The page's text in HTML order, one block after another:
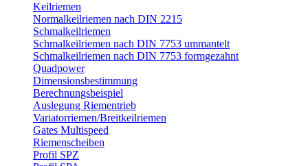
Keilriemen
Normalkeilriemen nach DIN 2215
Schmalkeilriemen
Schmalkeilriemen nach DIN 7753 ummantelt
Schmalkeilriemen nach DIN 7753 formgezahnt
Quadpower
Dimensionsbestimmung
Berechnungsbeispiel
Auslegung Riementrieb
Variatorriemen/Breitkeilriemen
Gates Multispeed
Riemenscheiben
Profil SPZ